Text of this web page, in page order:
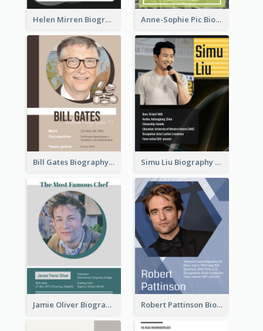
Helen Mirren Biography Anne-Sophie Pic Biography
Bill Gates Biography Simu Liu Biography
Jamie Oliver Biography Robert Pattinson Biography